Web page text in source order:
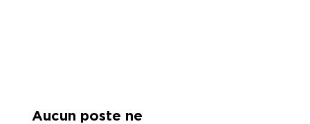
Aucun poste ne